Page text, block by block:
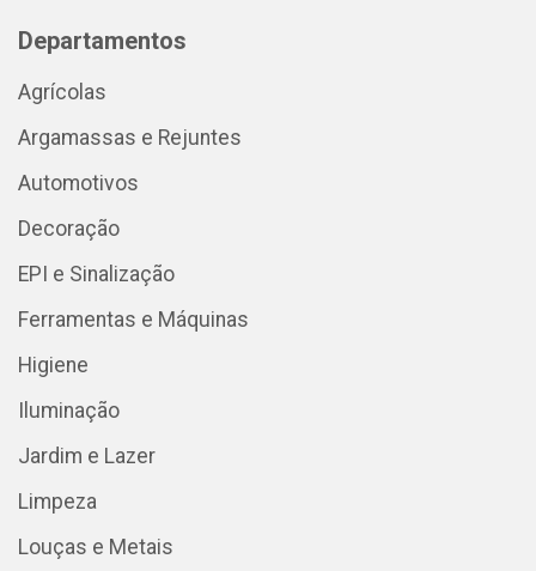
Departamentos
Agrícolas
Argamassas e Rejuntes
Automotivos
Decoração
EPI e Sinalização
Ferramentas e Máquinas
Higiene
Iluminação
Jardim e Lazer
Limpeza
Louças e Metais